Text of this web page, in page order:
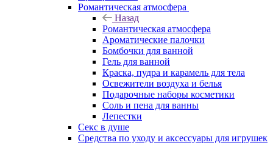
Романтическая атмосфера
Назад
Романтическая атмосфера
Ароматические палочки
Бомбочки для ванной
Гель для ванной
Краска, пудра и карамель для тела
Освежители воздуха и белья
Подарочные наборы косметики
Соль и пена для ванны
Лепестки
Секс в душе
Средства по уходу и аксессуары для игрушек